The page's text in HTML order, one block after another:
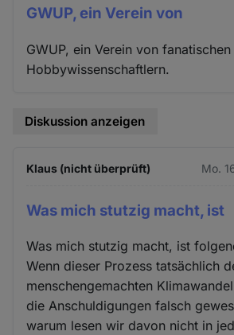
GWUP, ein Verein von
GWUP, ein Verein von fanatischen
Hobbywissenschaftlern.
Diskussion anzeigen
Klaus (nicht überprüft) Mo.
Was mich stutzig macht, ist
Was mich stutzig macht, ist
Wenn dieser Prozess tatsächlich
menschengemachten
die Anschuldigungen falsch
warum lesen wir davon nicht in